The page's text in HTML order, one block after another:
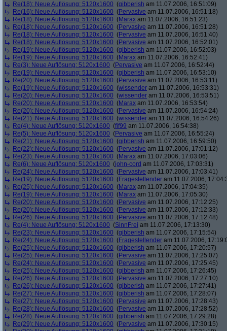
Re(18): Neue Auflösung: 5120x1600 (gibberish am 11.07.2006, 16:51:09)
Re(16): Neue Auflösung: 5120x1600 (Pervasive am 11.07.2006, 16:51:18)
Re(18): Neue Auflösung: 5120x1600 (Marax am 11.07.2006, 16:51:23)
Re(18): Neue Auflösung: 5120x1600 (Pervasive am 11.07.2006, 16:51:28)
Re(18): Neue Auflösung: 5120x1600 (Pervasive am 11.07.2006, 16:51:40)
Re(18): Neue Auflösung: 5120x1600 (Pervasive am 11.07.2006, 16:52:01)
Re(19): Neue Auflösung: 5120x1600 (gibberish am 11.07.2006, 16:52:03)
Re(19): Neue Auflösung: 5120x1600 (Marax am 11.07.2006, 16:52:41)
Re(3): Neue Auflösung: 5120x1600 (Pervasive am 11.07.2006, 16:52:44)
Re(19): Neue Auflösung: 5120x1600 (gibberish am 11.07.2006, 16:53:10)
Re(20): Neue Auflösung: 5120x1600 (Pervasive am 11.07.2006, 16:53:11)
Re(19): Neue Auflösung: 5120x1600 (wissender am 11.07.2006, 16:53:31)
Re(20): Neue Auflösung: 5120x1600 (wissender am 11.07.2006, 16:53:51)
Re(20): Neue Auflösung: 5120x1600 (Marax am 11.07.2006, 16:53:54)
Re(20): Neue Auflösung: 5120x1600 (Pervasive am 11.07.2006, 16:54:24)
Re(21): Neue Auflösung: 5120x1600 (wissender am 11.07.2006, 16:54:26)
Re(4): Neue Auflösung: 5120x1600 (fif99 am 11.07.2006, 16:54:38)
Re(5): Neue Auflösung: 5120x1600 (Pervasive am 11.07.2006, 16:55:24)
Re(21): Neue Auflösung: 5120x1600 (gibberish am 11.07.2006, 16:59:50)
Re(22): Neue Auflösung: 5120x1600 (Pervasive am 11.07.2006, 17:01:12)
Re(23): Neue Auflösung: 5120x1600 (Marax am 11.07.2006, 17:03:06)
Re(6): Neue Auflösung: 5120x1600 (john-cord am 11.07.2006, 17:03:31)
Re(24): Neue Auflösung: 5120x1600 (Pervasive am 11.07.2006, 17:03:41)
Re(19): Neue Auflösung: 5120x1600 (Fragestellender am 11.07.2006,
Re(25): Neue Auflösung: 5120x1600 (Marax am 11.07.2006, 17:04:35)
Re(19): Neue Auflösung: 5120x1600 (Marax am 11.07.2006, 17:05:30)
Re(20): Neue Auflösung: 5120x1600 (Pervasive am 11.07.2006, 17:12:25)
Re(20): Neue Auflösung: 5120x1600 (Pervasive am 11.07.2006, 17:12:33)
Re(26): Neue Auflösung: 5120x1600 (Pervasive am 11.07.2006, 17:12:48)
Re(4): Neue Auflösung: 5120x1600 (SinnFrei am 11.07.2006, 17:13:30)
Re(23): Neue Auflösung: 5120x1600 (gibberish am 11.07.2006, 17:15:54)
Re(24): Neue Auflösung: 5120x1600 (Fragestellender am 11.07.2006,
Re(25): Neue Auflösung: 5120x1600 (gibberish am 11.07.2006, 17:20:57)
Re(25): Neue Auflösung: 5120x1600 (Pervasive am 11.07.2006, 17:25:07)
Re(24): Neue Auflösung: 5120x1600 (Pervasive am 11.07.2006, 17:25:45)
Re(25): Neue Auflösung: 5120x1600 (gibberish am 11.07.2006, 17:26:45)
Re(26): Neue Auflösung: 5120x1600 (Pervasive am 11.07.2006, 17:27:10)
Re(26): Neue Auflösung: 5120x1600 (gibberish am 11.07.2006, 17:27:41)
Re(27): Neue Auflösung: 5120x1600 (gibberish am 11.07.2006, 17:28:07)
Re(27): Neue Auflösung: 5120x1600 (Pervasive am 11.07.2006, 17:28:43)
Re(28): Neue Auflösung: 5120x1600 (Pervasive am 11.07.2006, 17:28:52)
Re(28): Neue Auflösung: 5120x1600 (gibberish am 11.07.2006, 17:29:28)
Re(29): Neue Auflösung: 5120x1600 (Pervasive am 11.07.2006, 17:30:15)